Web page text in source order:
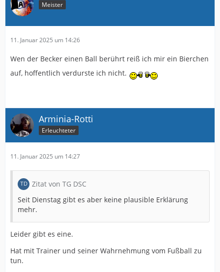
Meister
11. Januar 2025 um 14:26
Wen der Becker einen Ball berührt reiß ich mir ein Bierchen
auf, hoffentlich verdurste ich nicht.
Arminia-Rotti
Erleuchteter
11. Januar 2025 um 14:27
Zitat von TG DSC
Seit Dienstag gibt es aber keine plausible Erklärung
mehr.
Leider gibt es eine.
Hat mit Trainer und seiner Wahrnehmung vom Fußball zu
tun.